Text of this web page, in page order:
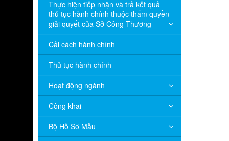
Thực hiện tiếp nhận và trả kết quả
thủ tục hành chính thuộc thẩm quyền
giải quyết của Sở Công Thương
Cải cách hành chính
Thủ tục hành chính
Hoạt động ngành
Công khai
Bộ Hồ Sơ Mẫu